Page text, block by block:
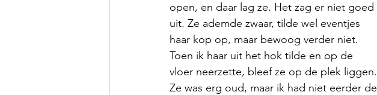
open, en daar lag ze. Het zag er niet goed
uit. Ze ademde zwaar, tilde wel eventjes
haar kop op, maar bewoog verder niet.
Toen ik haar uit het hok tilde en op de
vloer neerzette, bleef ze op de plek liggen.
Ze was erg oud, maar ik had niet eerder de